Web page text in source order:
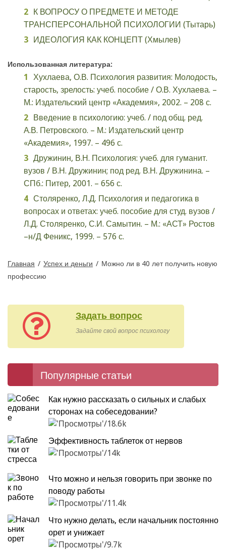
К ВОПРОСУ О ПРЕДМЕТЕ И МЕТОДЕ
ТРАНСПЕРСОНАЛЬНОЙ ПСИХОЛОГИИ (Тытарь)
ИДЕОЛОГИЯ КАК КОНЦЕПТ (Хмылев)
Использованная литература:
Хухлаева, О.В. Психология развития: Молодость,
старость, зрелость: учеб. пособие / О.В. Хухлаева. –
М.: Издательский центр «Академия», 2002. – 208 с.
Введение в психологию: учеб. / под общ. ред.
А.В. Петровского. – М.: Издательский центр
«Академия», 1997. – 496 с.
Дружинин, В.Н. Психология: учеб. для гуманит.
вузов / В.Н. Дружинин; под ред. В.Н. Дружинина. –
СПб.: Питер, 2001. – 656 с.
Столяренко, Л.Д. Психология и педагогика в
вопросах и ответах: учеб. пособие для студ. вузов /
Л.Д. Столяренко, С.И. Самытин. – М.: «АСТ» Ростов
–н/Д Феникс, 1999. – 576 с.
Главная / Успех и деньги / Можно ли в 40 лет получить новую
профессию
Задать вопрос
Задайте свой вопрос психологу
Популярные статьи
Как нужно рассказать о сильных и слабых
сторонах на собеседовании?
18.6k
Эффективность таблеток от нервов
14k
Что можно и нельзя говорить при звонке по
поводу работы
11.4k
Что нужно делать, если начальник постоянно
орет и унижает
9.7k